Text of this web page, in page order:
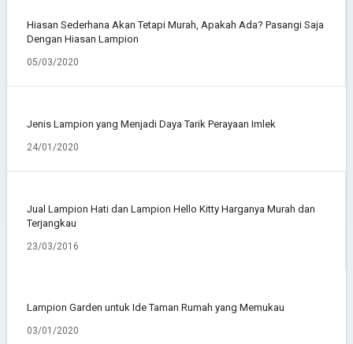
Hiasan Sederhana Akan Tetapi Murah, Apakah Ada? Pasangi Saja
Dengan Hiasan Lampion
05/03/2020
Jenis Lampion yang Menjadi Daya Tarik Perayaan Imlek
24/01/2020
Jual Lampion Hati dan Lampion Hello Kitty Harganya Murah dan
Terjangkau
23/03/2016
Lampion Garden untuk Ide Taman Rumah yang Memukau
03/01/2020